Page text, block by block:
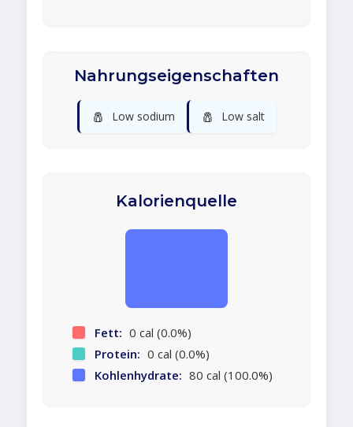
Nahrungseigenschaften
🧂 Low sodium 🧂 Low salt
Kalorienquelle
Fett: 0 cal (0.0%)
Protein: 0 cal (0.0%)
Kohlenhydrate: 80 cal (100.0%)